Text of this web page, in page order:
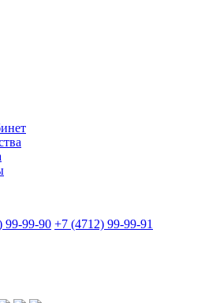
99-99-90 +7 (4712) 99-99-91